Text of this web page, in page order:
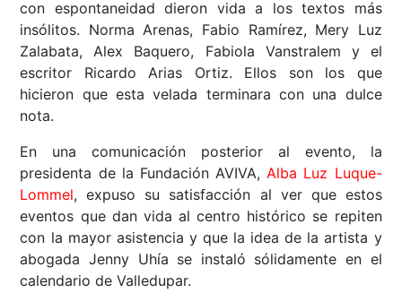
con espontaneidad dieron vida a los textos más
insólitos. Norma Arenas, Fabio Ramírez, Mery Luz
Zalabata, Alex Baquero, Fabiola Vanstralem y el
escritor Ricardo Arias Ortiz. Ellos son los que
hicieron que esta velada terminara con una dulce
nota.
En una comunicación posterior al evento, la
presidenta de la Fundación AVIVA, Alba Luz Luque-
Lommel, expuso su satisfacción al ver que estos
eventos que dan vida al centro histórico se repiten
con la mayor asistencia y que la idea de la artista y
abogada Jenny Uhía se instaló sólidamente en el
calendario de Valledupar.